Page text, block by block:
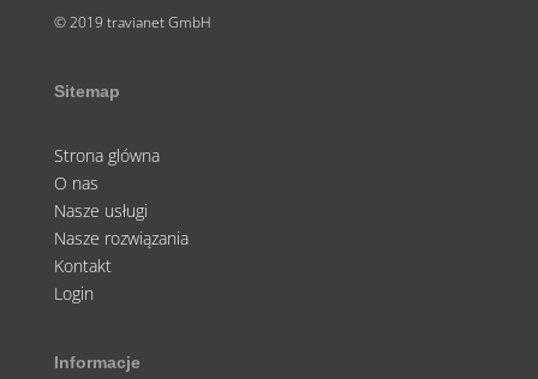
© 2019 travianet GmbH
Sitemap
Strona glówna
O nas
Nasze usługi
Nasze rozwiązania
Kontakt
Login
Informacje